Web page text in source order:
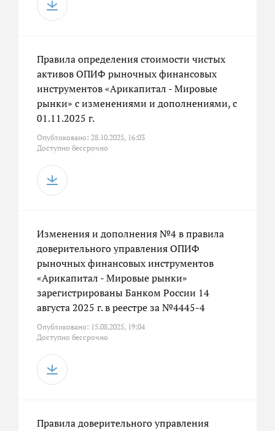
Правила определения стоимости чистых
активов ОПИФ рыночных финансовых
инструментов «Арикапитал - Мировые
рынки» с изменениями и дополнениями, с
01.11.2025 г.
Опубликовано: 28.10.2025, 16:03
Доступно бессрочно
Изменения и дополнения №4 в правила
доверительного управления ОПИФ
рыночных финансовых инструментов
«Арикапитал - Мировые рынки»
зарегистрированы Банком России 14
августа 2025 г. в реестре за №4445-4
Опубликовано: 15.08.2025, 19:04
Доступно бессрочно
Правила доверительного управления